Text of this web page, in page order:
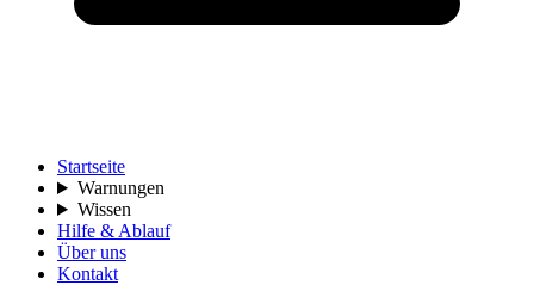
Startseite
Warnungen
Wissen
Hilfe & Ablauf
Über uns
Kontakt